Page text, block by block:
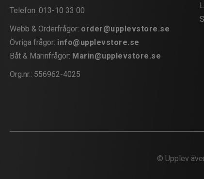
Telefon: 013-10 33 00
Webb & Orderfrågor: order@upplevstore.se
Övriga frågor: info@upplevstore.se
Båt & Marinfrågor: Marin@upplevstore.se
Org.nr.: 556962-4025
© Upplev